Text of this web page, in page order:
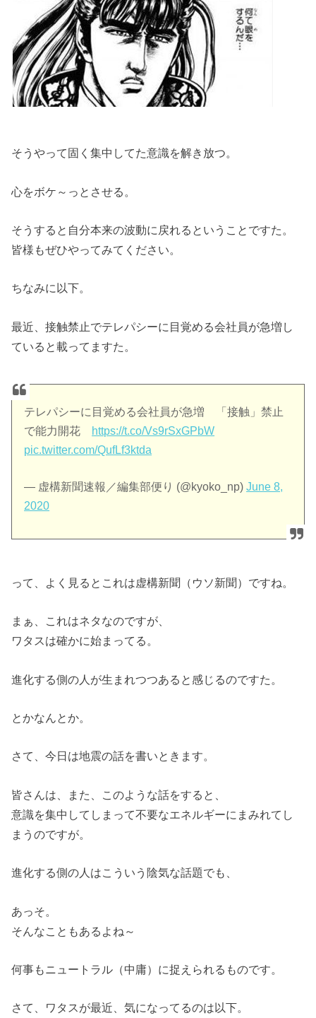
そうやって固く集中してた意識を解き放つ。
心をボケ～っとさせる。
そうすると自分本来の波動に戻れるということですた。
皆様もぜひやってみてください。
ちなみに以下。
最近、接触禁止でテレパシーに目覚める会社員が急増し
ていると載ってますた。
テレパシーに目覚める会社員が急増 「接触」禁止
で能力開花
https://t.co/Vs9rSxGPbW
pic.twitter.com/QufLf3ktda
— 虚構新聞速報／編集部便り (@kyoko_np)June 8,
2020
って、よく見るとこれは虚構新聞（ウソ新聞）ですね。
まぁ、これはネタなのですが、
ワタスは確かに始まってる。
進化する側の人が生まれつつあると感じるのですた。
とかなんとか。
さて、今日は地震の話を書いときます。
皆さんは、また、このような話をすると、
意識を集中してしまって不要なエネルギーにまみれてし
まうのですが。
進化する側の人はこういう陰気な話題でも、
あっそ。
そんなこともあるよね～
何事もニュートラル（中庸）に捉えられるものです。
さて、ワタスが最近、気になってるのは以下。